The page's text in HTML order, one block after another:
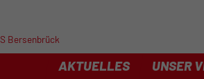
Bersenbrück
AKTUELLES UNSER